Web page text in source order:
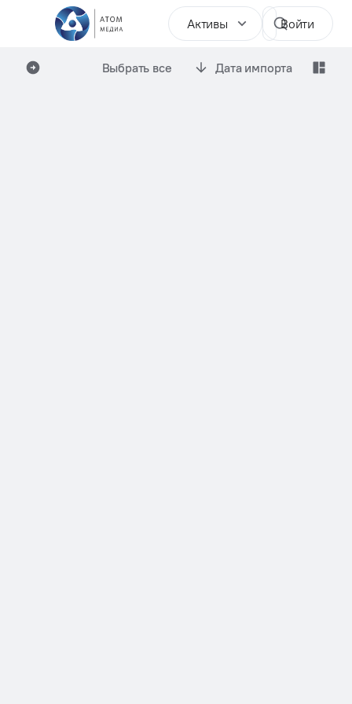
Активы Войти
Выбрать все Дата импорта